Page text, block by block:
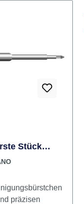
Stück
präzisen